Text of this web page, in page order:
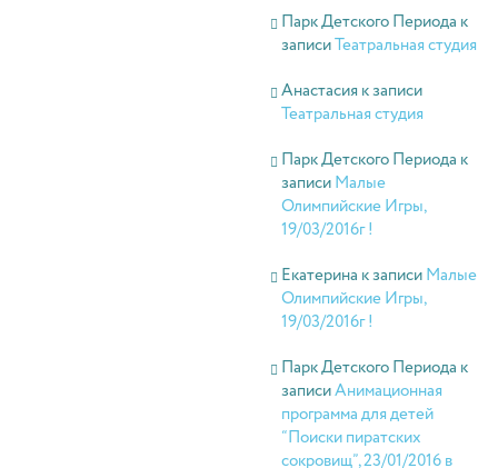
Парк Детского Периода к
записиТеатральная студия
Анастасияк записи
Театральная студия
Парк Детского Периода к
записиМалые
Олимпийские Игры,
19/03/2016г !
Екатерина к записиМалые
Олимпийские Игры,
19/03/2016г !
Парк Детского Периода к
записиАнимационная
программа для детей
“Поиски пиратских
сокровищ”, 23/01/2016 в